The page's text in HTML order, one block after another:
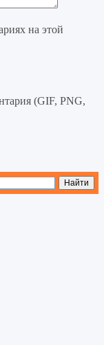
на этой
(GIF, PNG,